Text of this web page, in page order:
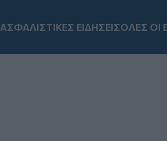
ΑΣΦΑΛΙΣΤΙΚΕΣ ΕΙΔΗΣΕΙΣΟΛΕΣ ΟΙ